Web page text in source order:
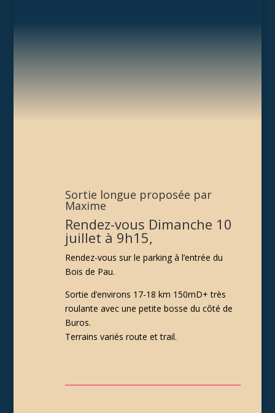
Sortie longue proposée par
Maxime
Rendez-vous Dimanche 10
juillet à 9h15,
Rendez-vous sur le parking à l’entrée du
Bois de Pau.
Sortie d’environs 17-18 km 150mD+ très
roulante avec une petite bosse du côté de
Buros.
Terrains variés route et trail.